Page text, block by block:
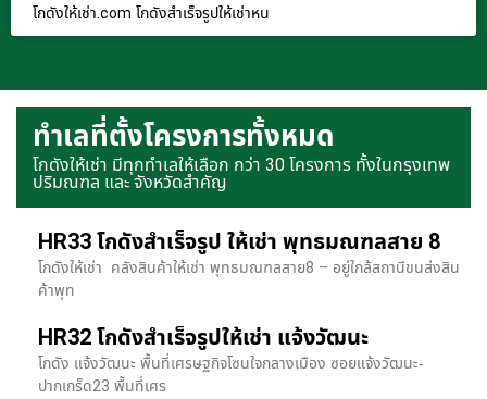
โกดังให้เช่า.com โกดังสำเร็จรูปให้เช่าหน
ทำเลที่ตั้งโครงการทั้งหมด
โกดังให้เช่า มีทุกทำเลให้เลือก กว่า 30 โครงการ ทั้งในกรุงเทพ
ปริมณฑล และ จังหวัดสำคัญ
HR33 โกดังสำเร็จรูป ให้เช่า พุทธมณฑลสาย 8
โกดังให้เช่า คลังสินค้าให้เช่า พุทธมณฑลสาย8 – อยู่ใกล้สถานีขนส่งสิน
ค้าพุท
HR32 โกดังสำเร็จรูปให้เช่า แจ้งวัฒนะ
โกดัง แจ้งวัฒนะ พื้นที่เศรษฐกิจโซนใจกลางเมือง ซอยแจ้งวัฒนะ-
ปากเกร็ด23 พื้นที่เศร